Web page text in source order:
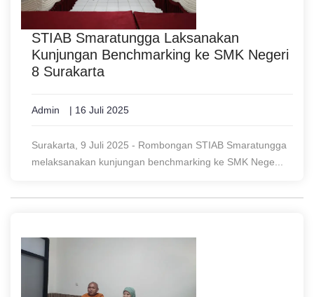
STIAB Smaratungga Laksanakan
Kunjungan Benchmarking ke SMK Negeri
8 Surakarta
Admin | 16 Juli 2025
Surakarta, 9 Juli 2025 - Rombongan STIAB Smaratungga
melaksanakan kunjungan benchmarking ke SMK Nege...